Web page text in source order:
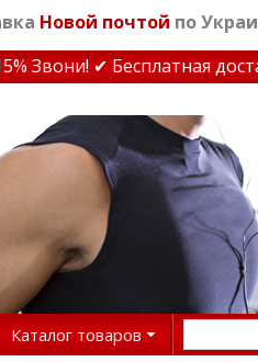
Новой почтой по
✔ Бесплатная
Каталог товаров